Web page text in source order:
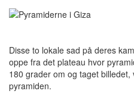
Disse to lokale sad på deres
oppe fra det plateau hvor
180 grader om og taget
pyramiden.